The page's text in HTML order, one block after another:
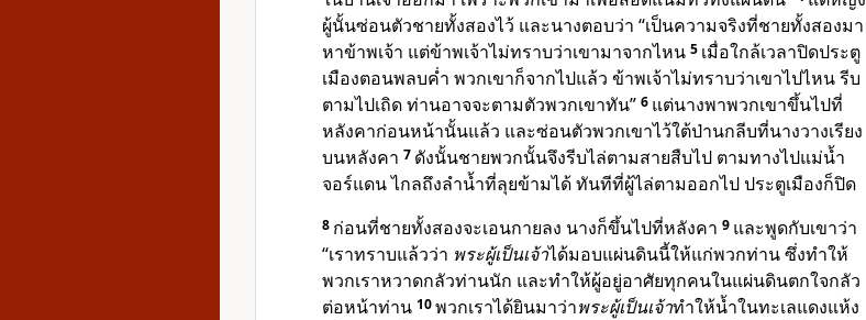
ผู้นั้นซ่อนตัวชายทั้งสองไว้ และนางตอบว่า “เป็นความจริงที่ชายทั้งสองมา
หาข้าพเจ้า แต่ข้าพเจ้าไม่ทราบว่าเขามาจากไหน 5 เมื่อใกล้เวลาปิดประตู
เมืองตอนพลบค่ำ พวกเขาก็จากไปแล้ว ข้าพเจ้าไม่ทราบว่าเขาไปไหน รีบ
ตามไปเถิด ท่านอาจจะตามตัวพวกเขาทัน” 6 แต่นางพาพวกเขาขึ้นไปที่
หลังคาก่อนหน้านั้นแล้ว และซ่อนตัวพวกเขาไว้ใต้ป่านกลีบที่นางวางเรียง
บนหลังคา 7 ดังนั้นชายพวกนั้นจึงรีบไล่ตามสายสืบไป ตามทางไปแม่น้ำ
จอร์แดน ไกลถึงลำน้ำที่ลุยข้ามได้ ทันทีที่ผู้ไล่ตามออกไป ประตูเมืองก็ปิด
8 ก่อนที่ชายทั้งสองจะเอนกายลง นางก็ขึ้นไปที่หลังคา 9 และพูดกับเขาว่า
“เราทราบแล้วว่า พระผู้เป็นเจ้าได้มอบแผ่นดินนี้ให้แก่พวกท่าน ซึ่งทำให้
พวกเราหวาดกลัวท่านนัก และทำให้ผู้อยู่อาศัยทุกคนในแผ่นดินตกใจกลัว
ต่อหน้าท่าน 10พวกเราได้ยินมาว่าพระผู้เป็นเจ้าทำให้น้ำในทะเลแดงแห้ง